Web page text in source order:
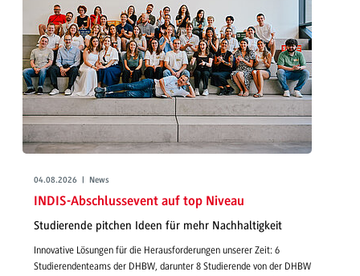
04.08.2026 | News
INDIS-Abschlussevent auf top Niveau
Studierende pitchen Ideen für mehr Nachhaltigkeit
Innovative Lösungen für die Herausforderungen unserer Zeit: 6
Studierendenteams der DHBW, darunter 8 Studierende von der DHBW